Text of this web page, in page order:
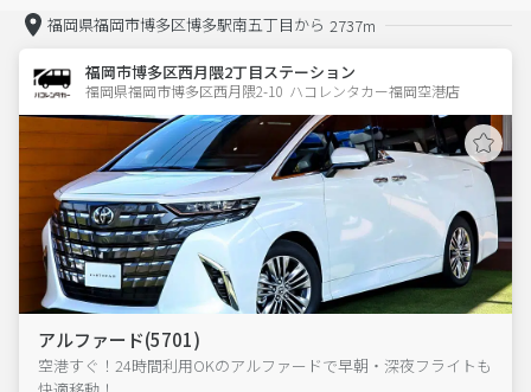
福岡県福岡市博多区博多駅南五丁目から 2737m
福岡市博多区西月隈2丁目ステーション
福岡県福岡市博多区西月隈2-10  ハコレンタカー福岡空港店
アルファード(5701)
空港すぐ！24時間利用OKのアルファードで早朝・深夜フライトも